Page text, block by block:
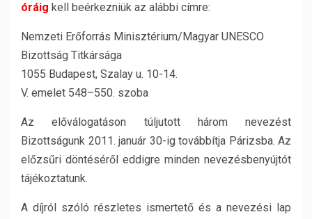
óráig kell beérkezniük az alábbi címre:
Nemzeti Erőforrás Minisztérium/Magyar UNESCO
Bizottság Titkársága
1055 Budapest, Szalay u. 10-14.
V. emelet 548–550. szoba
Az előválogatáson túljutott három nevezést
Bizottságunk 2011. január 30-ig továbbítja Párizsba. Az
előzsűri döntéséről eddigre minden nevezésbenyújtót
tájékoztatunk.
A díjról szóló részletes ismertető és a nevezési lap